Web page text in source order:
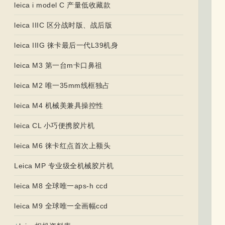
leica i model C 产量低收藏款
leica IIIC 区分战时版、战后版
leica IIIG 徕卡最后一代L39机身
leica M3 第一台m卡口鼻祖
leica M2 唯一35mm线框独占
leica M4 机械美兼具操控性
leica CL 小巧便携胶片机
leica M6 徕卡红点首次上额头
Leica MP 专业级全机械胶片机
leica M8 全球唯一aps-h ccd
leica M9 全球唯一全画幅ccd